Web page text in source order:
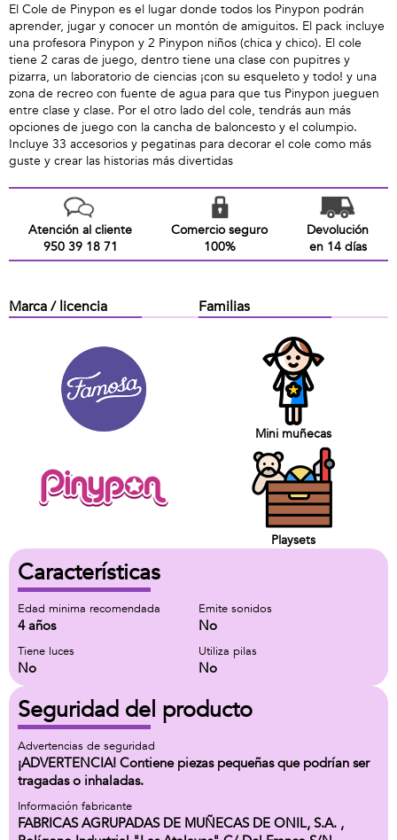
El Cole de Pinypon es el lugar donde todos los Pinypon podrán
aprender, jugar y conocer un montón de amiguitos. El pack incluye
una profesora Pinypon y 2 Pinypon niños (chica y chico). El cole
tiene 2 caras de juego, dentro tiene una clase con pupitres y
pizarra, un laboratorio de ciencias ¡con su esqueleto y todo! y una
zona de recreo con fuente de agua para que tus Pinypon jueguen
entre clase y clase. Por el otro lado del cole, tendrás aun más
opciones de juego con la cancha de baloncesto y el columpio.
Incluye 33 accesorios y pegatinas para decorar el cole como más
guste y crear las historias más divertidas
Atención al cliente
950 39 18 71
Comercio seguro
100%
Devolución
en 14 días
Marca / licencia Familias
Mini muñecas
Playsets
Características
Edad minima recomendada
4 años
Emite sonidos
No
Tiene luces
No
Utiliza pilas
No
Seguridad del producto
Advertencias de seguridad
¡ADVERTENCIA! Contiene piezas pequeñas que podrían ser
tragadas o inhaladas.
Información fabricante
FABRICAS AGRUPADAS DE MUÑECAS DE ONIL, S.A. ,